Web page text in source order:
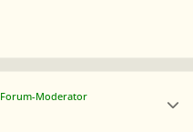
Forum-Moderator